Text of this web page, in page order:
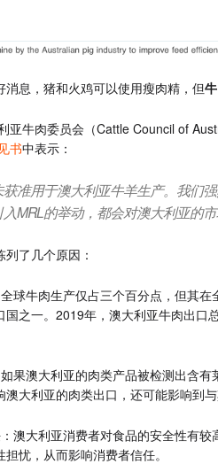
消息，猪和火鸡可以使用瘦肉精，但
亚牛肉委员会（Cattle Council of
书中表示：
获准用于澳大利亚牛羊生产。我们
MRL的举动，都会对澳大利亚的市
了几个原因：
全球牛肉生产仅占三个百分点，但其
国之一。2019年，澳大利亚牛肉出口
如果澳大利亚的肉类产品被检测出含
大利亚的肉类出口，还可能影响到与
：澳大利亚消费者对食品的安全性有
忧，从而影响消费者信任。